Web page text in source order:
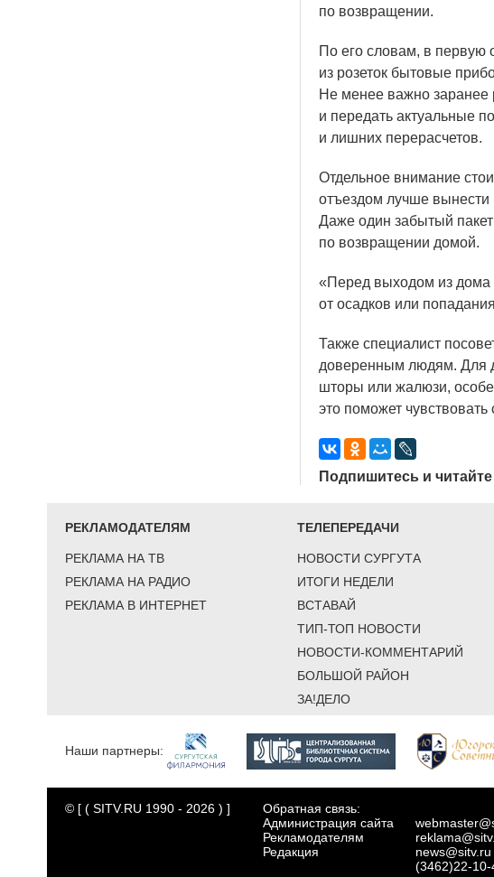
по возвращении.
По его словам, в первую
из розеток бытовые
Не менее важно заранее
и передать актуальные
и лишних перерасчетов.
Отдельное внимание
отъездом лучше вынести
Даже один забытый пакет
по возвращении домой.
«Перед выходом из дома
от осадков или
Также специалист
доверенным людям. Для
шторы или жалюзи,
это поможет
Подпишитесь и
РЕКЛАМОДАТЕЛЯМ
РЕКЛАМА НА ТВ
РЕКЛАМА НА РАДИО
РЕКЛАМА В ИНТЕРНЕТ
ТЕЛЕПЕРЕДАЧИ
НОВОСТИ СУРГУТА
ИТОГИ НЕДЕЛИ
ВСТАВАЙ
ТИП-ТОП НОВОСТИ
НОВОСТИ-КОММЕНТАРИЙ
БОЛЬШОЙ РАЙОН
ЗА!ДЕЛО
Наши партнеры:
© [ ( SITV.RU 1990 - 2026 ) ]
Обратная связь:
Администрация сайта
Рекламодателям
Редакция
news@sitv.ru
(3462)22-10-